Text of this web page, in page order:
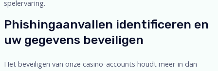
spelervaring.
Phishingaanvallen identificeren en
uw gegevens beveiligen
Het beveiligen van onze casino-accounts houdt meer in dan